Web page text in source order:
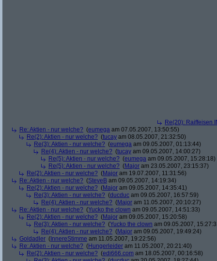
Re(20): Raiffeisen
Re: Aktien - nur welche? (eumega am 07.05.2007, 13:50:55)
Re(2): Aktien - nur welche? (tucay am 08.05.2007, 21:32:50)
Re(3): Aktien - nur welche? (eumega am 09.05.2007, 01:13:44)
Re(4): Aktien - nur welche? (tucay am 09.05.2007, 14:00:27)
Re(5): Aktien - nur welche? (eumega am 09.05.2007, 15:28:18)
Re(5): Aktien - nur welche? (Major am 23.05.2007, 23:15:37)
Re(2): Aktien - nur welche? (Major am 19.07.2007, 11:31:56)
Re: Aktien - nur welche? (SteveB am 09.05.2007, 14:19:34)
Re(2): Aktien - nur welche? (Major am 09.05.2007, 14:35:41)
Re(3): Aktien - nur welche? (ducduc am 09.05.2007, 16:57:59)
Re(4): Aktien - nur welche? (Major am 11.05.2007, 20:10:27)
Re: Aktien - nur welche? (Yucko the clown am 09.05.2007, 14:51:33)
Re(2): Aktien - nur welche? (Major am 09.05.2007, 15:20:58)
Re(3): Aktien - nur welche? (Yucko the clown am 09.05.2007,
Re(4): Aktien - nur welche? (Major am 09.05.2007, 19:49:24)
Goldadler ( InnereStimme am 11.05.2007, 19:22:56)
Re: Aktien - nur welche? (Hungerleider am 11.05.2007, 20:21:40)
Re(2): Aktien - nur welche? (edi666.com am 18.05.2007, 00:16:58)